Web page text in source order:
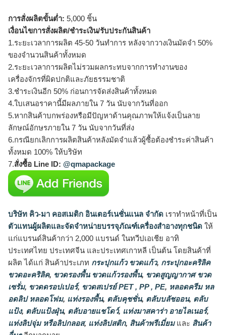
การสั่งผลิตขั้นต่ำ: 5,000 ชิ้น
เงื่อนไขการสั่งผลิต/ชำระเงิน/รับประกันสินค้า
1.ระยะเวลาการผลิต 45-50 วันทำการ หลังจากวางเงินมัดจำ 50%
ของจำนวนสินค้าทั้งหมด
2.ระยะเวลาการผลิตไม่รวมผลกระทบจากการทำงานของ
เครื่องจักรที่ผิดปกติและภัยธรรมชาติ
3.ชำระเงินอีก 50% ก่อนการจัดส่งสินค้าทั้งหมด
4.ใบเสนอราคานี้มีผลภายใน 7 วัน นับจากวันที่ออก
5.หากสินค้าบกพร่องหรือมีปัญหาด้านคุณภาพให้แจ้งเป็นลาย
ลักษณ์อักษรภายใน 7 วัน นับจากวันที่ส่ง
6.กรณียกเลิกการผลิตสินค้าหลังมัดจำแล้วผู้ซื้อต้องชำระค่าสินค้า
ทั้งหมด 100% ให้บริษัท
7.สั่งซื้อ Line ID: @qmapackage
บริษัท คิว-มา คอสเมติก อินเตอร์เนชั่นแนล จำกัด เราทำหน้าที่เป็น
ตัวแทนผู้ผลิตและจัดจำหน่ายบรรจุภัณฑ์เครื่องสำอางทุกชนิด ให้
แก่แบรนด์สินค้ากว่า 2,000 แบรนด์ ในทวีปเอเชีย อาทิ
ประเทศไทย ประเทศจีน และประเทศเกาหลี เป็นต้น โดยสินค้าที่
ผลิต ได้แก่ สินค้าประเภท กระปุกแก้ว ขวดแก้ว, กระปุกอะคริลิค
ขวดอะคริลิค, ขวดรองพื้น ขวดแก้วรองพื้น, ขวดสูญญากาศ ขวด
เซรั่ม, ขวดดรอปเปอร์, ขวดสเปรย์ PET , PP , PE, หลอดครีม หล
อดลิป หลอดโฟม, แท่งรองพื้น, ตลับคุชชั่น, ตลับบลัชออน, ตลับ
แป้ง, ตลับแป้งฝุ่น, ตลับอายแชโดว์, แท่งมาสคาร่า อายไลเนอร์,
แท่งลิปจุ่ม หรือลิปกลอส, แท่งลิปสติก, สินค้าพรีเมี่ยมและ สินค้า